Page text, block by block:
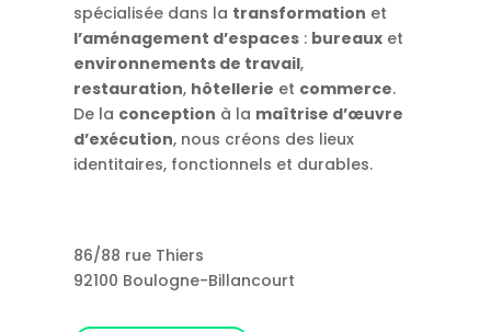
spécialisée dans la transformation et
l’aménagement d’espaces : bureaux et
environnements de travail,
restauration, hôtellerie et commerce.
De la conception à la maîtrise d’œuvre
d’exécution, nous créons des lieux
identitaires, fonctionnels et durables.
86/88 rue Thiers
92100 Boulogne-Billancourt